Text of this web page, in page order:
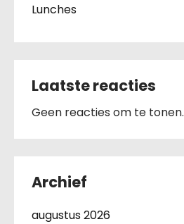
Lunches
Laatste reacties
Geen reacties om te tonen.
Archief
augustus 2026